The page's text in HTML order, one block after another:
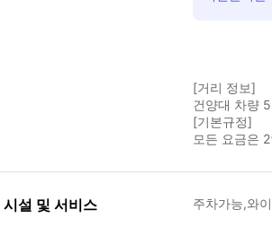
[거리 정보]
건양대 차량
[기본규정]
모든 요금은
시설 및 서비스 주차가능,와